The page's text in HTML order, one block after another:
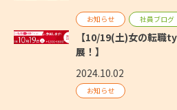
お知らせ 社員ブログ
【10/19(土)女の転職
展！】
2024.10.02
お知らせ